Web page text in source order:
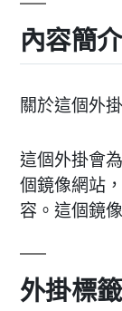
內容簡介
關於這個外掛
這個外掛會
個鏡像網站
容。這個鏡
外掛標籤